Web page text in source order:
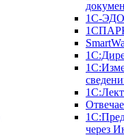
1С-ЭДО
через